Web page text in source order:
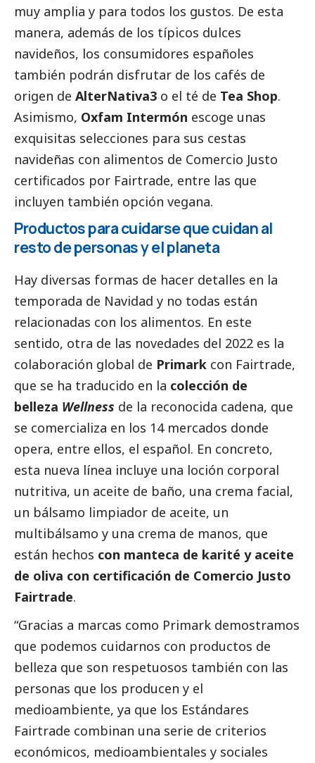
muy amplia y para todos los gustos. De esta
manera, además de los típicos dulces
navideños, los consumidores españoles
también podrán disfrutar de los cafés de
origen de AlterNativa3 o el té de Tea Shop.
Asimismo, Oxfam Intermón escoge unas
exquisitas selecciones para sus cestas
navideñas con alimentos de Comercio Justo
certificados por Fairtrade, entre las que
incluyen también opción vegana.
Productos para cuidarse que cuidan al
resto de personas y el planeta
Hay diversas formas de hacer detalles en la
temporada de Navidad y no todas están
relacionadas con los alimentos. En este
sentido, otra de las novedades del 2022 es la
colaboración global de Primark con Fairtrade,
que se ha traducido en la colección de
belleza Wellness de la reconocida cadena, que
se comercializa en los 14 mercados donde
opera, entre ellos, el español. En concreto,
esta nueva línea incluye una loción corporal
nutritiva, un aceite de baño, una crema facial,
un bálsamo limpiador de aceite, un
multibálsamo y una crema de manos, que
están hechos con manteca de karité y aceite
de oliva con certificación de Comercio Justo
Fairtrade.
“Gracias a marcas como Primark demostramos
que podemos cuidarnos con productos de
belleza que son respetuosos también con las
personas que los producen y el
medioambiente, ya que los Estándares
Fairtrade combinan una serie de criterios
económicos, medioambientales y sociales